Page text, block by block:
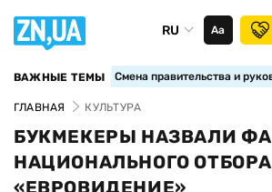
RU Аа
ВАЖНЫЕ ТЕМЫ Смена правительства и
ГЛАВНАЯ КУЛЬТУРА
БУКМЕКЕРЫ НАЗВАЛИ
НАЦИОНАЛЬНОГО
«ЕВРОВИДЕНИЕ»